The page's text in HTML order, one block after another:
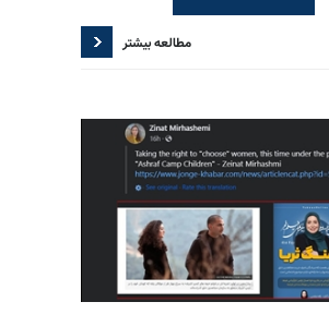
مطالعه بیشتر